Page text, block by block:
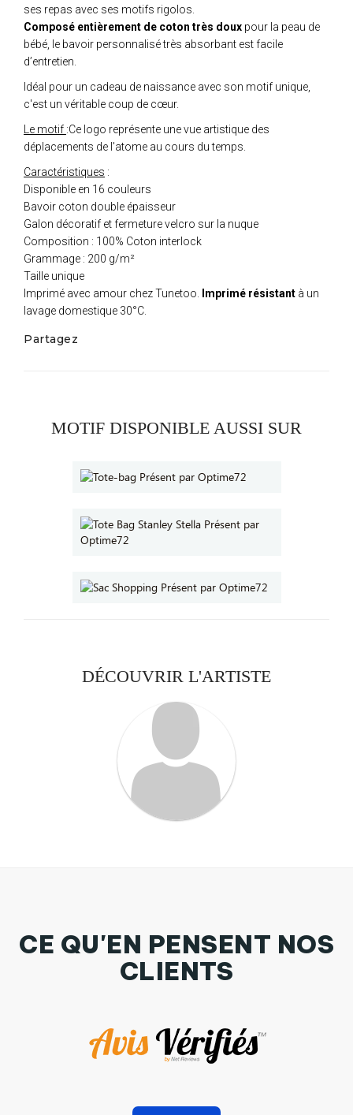
ses repas avec ses motifs rigolos.
Composé entièrement de coton très doux pour la peau de
bébé, le bavoir personnalisé très absorbant est facile
d’entretien.
Idéal pour un cadeau de naissance avec son motif unique,
c'est un véritable coup de cœur.
Le motif :Ce logo représente une vue artistique des
déplacements de l'atome au cours du temps.
Caractéristiques :
Disponible en 16 couleurs
Bavoir coton double épaisseur
Galon décoratif et fermeture velcro sur la nuque
Composition : 100% Coton interlock
Grammage : 200 g/m²
Taille unique
Imprimé avec amour chez Tunetoo.
Imprimé résistant à un
lavage domestique 30°C.
Partagez
MOTIF DISPONIBLE AUSSI SUR
DÉCOUVRIR L'ARTISTE
CE QU'EN PENSENT NOS
CLIENTS